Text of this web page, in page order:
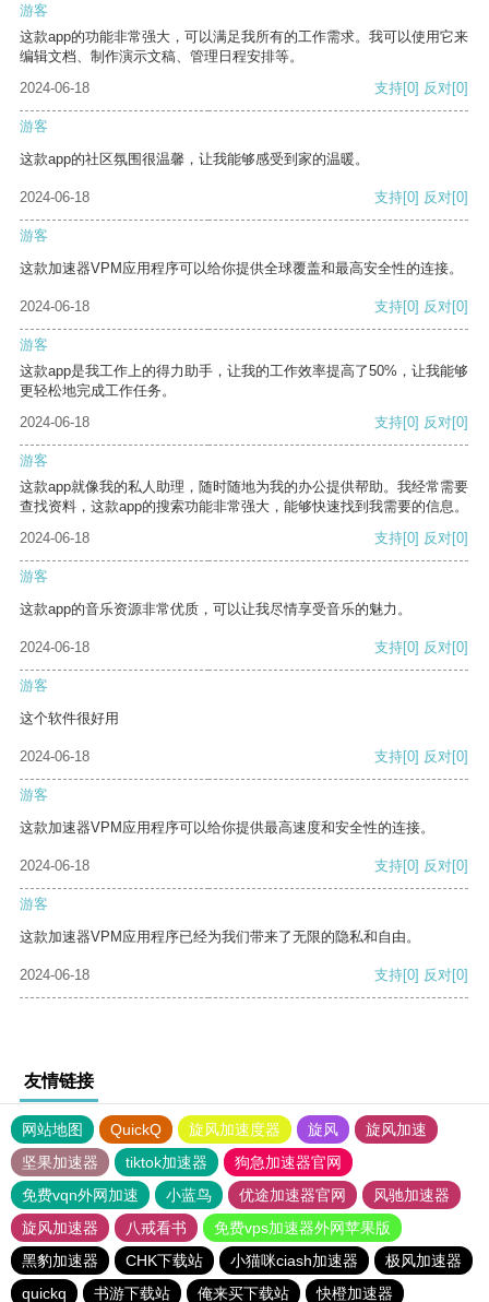
游客
这款app的功能非常强大，可以满足我所有的工作需求。我可以使用它来
编辑文档、制作演示文稿、管理日程安排等。
2024-06-18
支持[0] 反对[0]
游客
这款app的社区氛围很温馨，让我能够感受到家的温暖。
2024-06-18 支持[0] 反对[0]
游客
这款加速器VPM应用程序可以给你提供全球覆盖和最高安全性的连接。
2024-06-18 支持[0] 反对[0]
游客
这款app是我工作上的得力助手，让我的工作效率提高了50%，让我能够
更轻松地完成工作任务。
2024-06-18
支持[0] 反对[0]
游客
这款app就像我的私人助理，随时随地为我的办公提供帮助。我经常需要
查找资料，这款app的搜索功能非常强大，能够快速找到我需要的信息。
2024-06-18
支持[0] 反对[0]
游客
这款app的音乐资源非常优质，可以让我尽情享受音乐的魅力。
2024-06-18 支持[0] 反对[0]
游客
这个软件很好用
2024-06-18 支持[0] 反对[0]
游客
这款加速器VPM应用程序可以给你提供最高速度和安全性的连接。
2024-06-18 支持[0] 反对[0]
游客
这款加速器VPM应用程序已经为我们带来了无限的隐私和自由。
2024-06-18 支持[0] 反对[0]
友情链接
网站地图 QuickQ 旋风加速度器 旋风
旋风加速
坚果加速器
tiktok加速器
狗急加速器官网
免费vqn外网加速
小蓝鸟 优途加速器官网
风驰加速器
旋风加速器
八戒看书
免费vps加速器外网苹果版
黑豹加速器
CHK下载站 小猫咪ciash加速器
极风加速器
quickq
书游下载站 俺来买下载站 快橙加速器